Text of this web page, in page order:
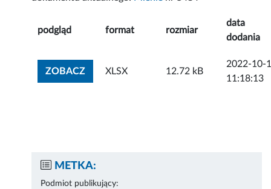
podgląd format rozmiar
data
dodania
ZOBACZZOBACZ ZAŁĄCZNIK
XLSX 12.72 kB
2022-10-
11:18:13
METKA:
Podmiot publikujący: